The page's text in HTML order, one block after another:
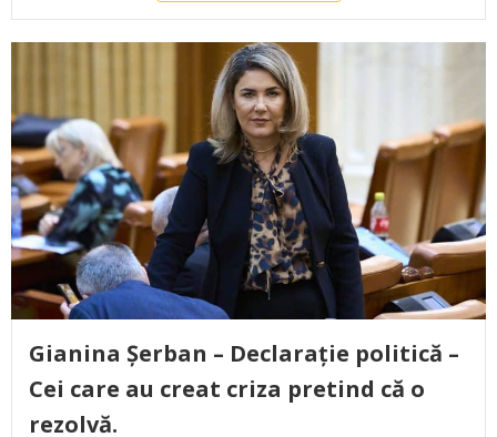
Gianina Șerban – Declarație politică –
Cei care au creat criza pretind că o
rezolvă.